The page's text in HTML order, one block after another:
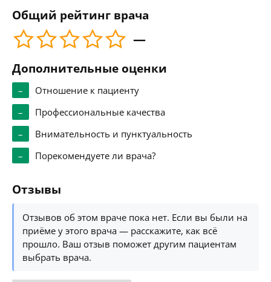
Общий рейтинг врача
—
Дополнительные оценки
–
Отношение к пациенту
–
Профессиональные качества
–
Внимательность и пунктуальность
–
Порекомендуете ли врача?
Отзывы
Отзывов об этом враче пока нет. Если вы были на
приёме у этого врача — расскажите, как всё
прошло. Ваш отзыв поможет другим пациентам
выбрать врача.